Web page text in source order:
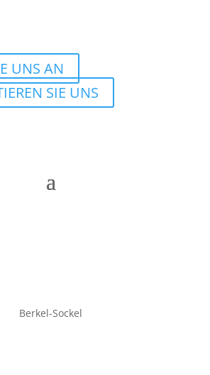
UNS AN
SIE UNS
Berkel-Sockel